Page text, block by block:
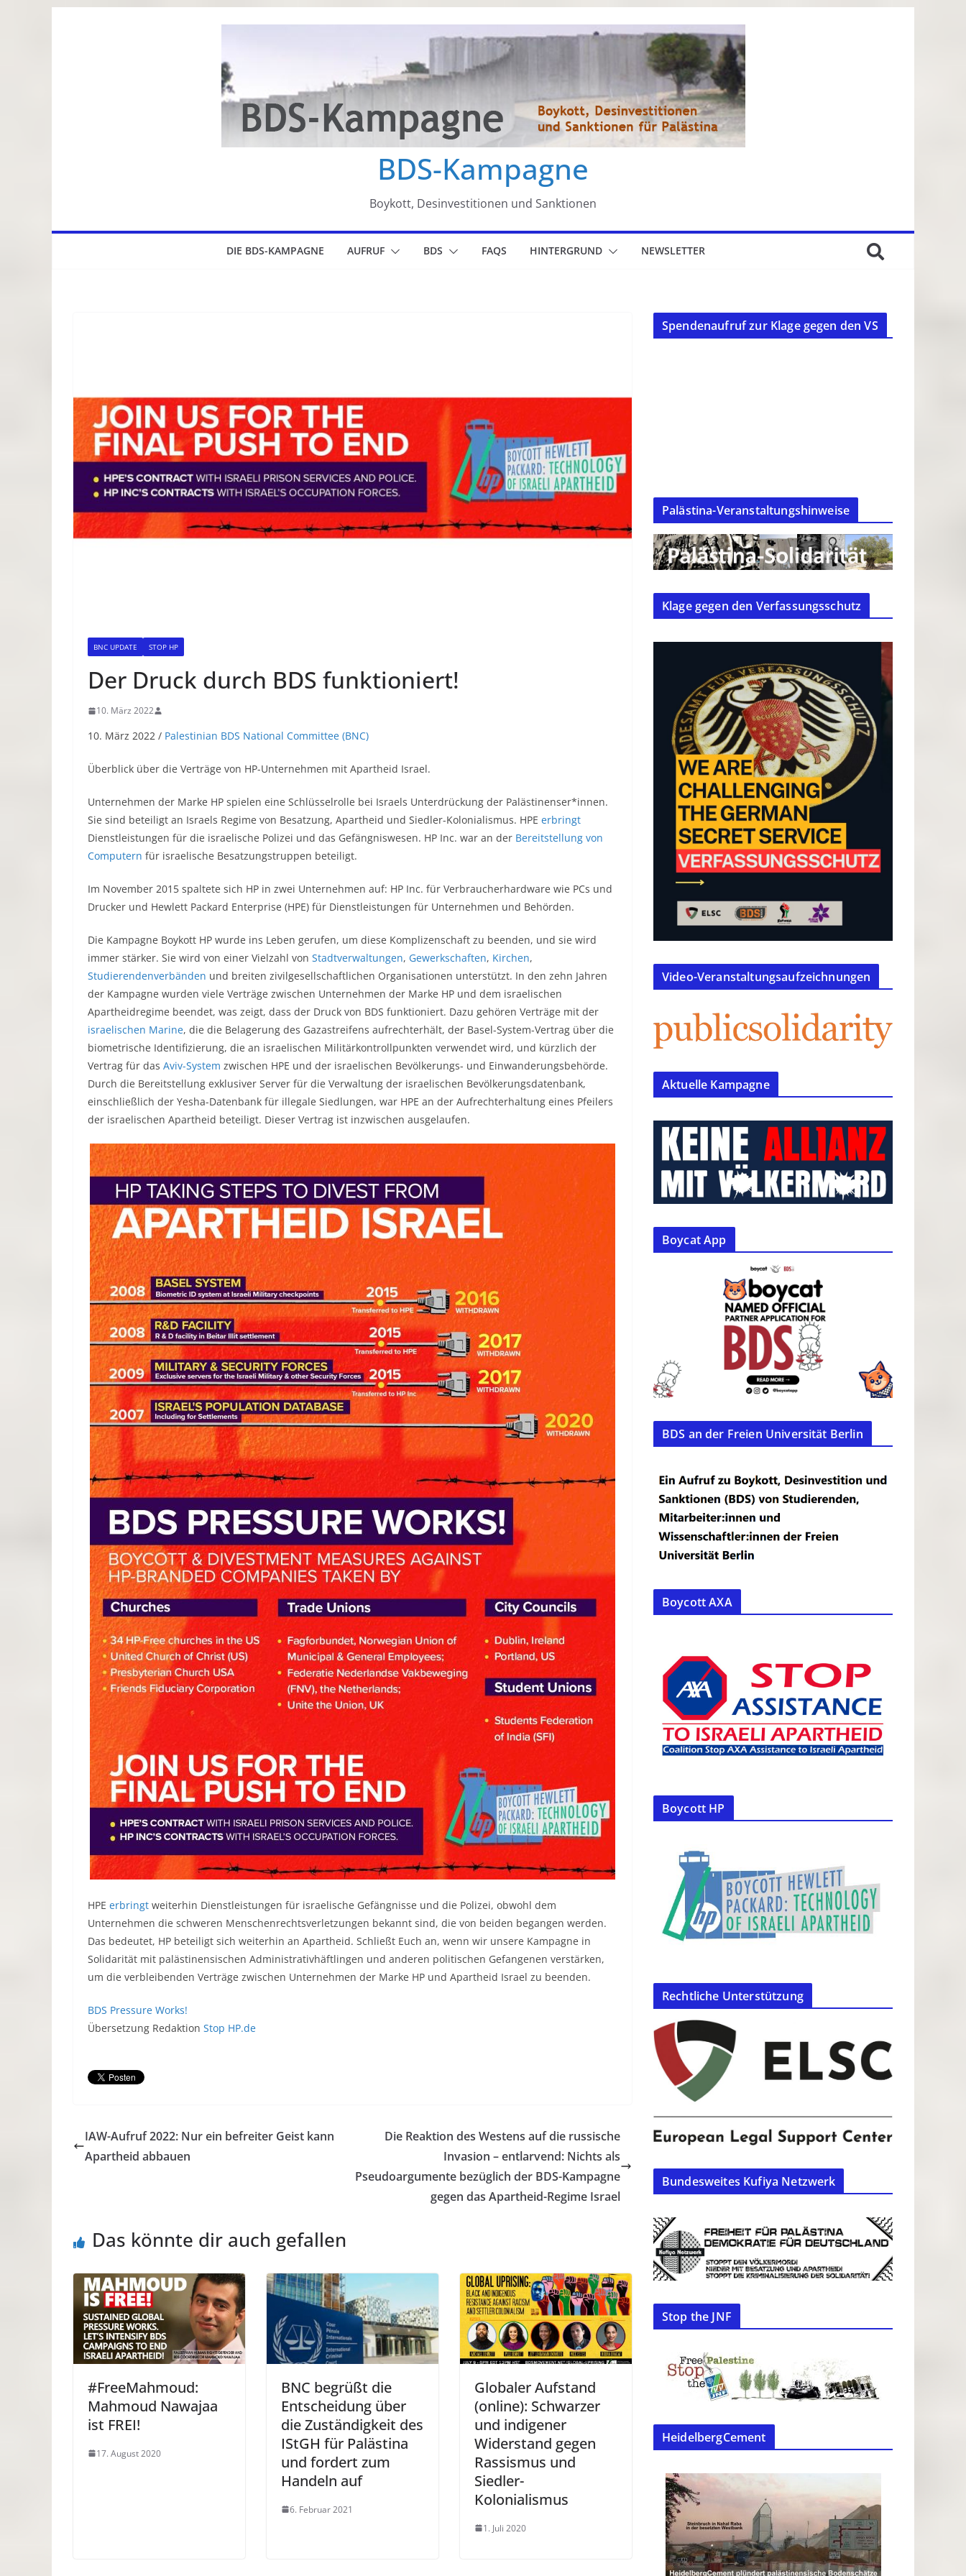
BDS-Kampagne
Boykott, Desinvestitionen und Sanktionen
DIE BDS-KAMPAGNE AUFRUF BDS FAQS HINTERGRUND NEWSLETTER
BNC UPDATE STOP HP
Der Druck durch BDS funktioniert!
10. März 2022
10. März 2022 / Palestinian BDS National Committee (BNC)
Überblick über die Verträge von HP-Unternehmen mit Apartheid Israel.
Unternehmen der Marke HP spielen eine Schlüsselrolle bei Israels Unterdrückung der Palästinenser*innen.
Sie sind beteiligt an Israels Regime von Besatzung, Apartheid und Siedler-Kolonialismus. HPE erbringt
Dienstleistungen für die israelische Polizei und das Gefängniswesen. HP Inc. war an der Bereitstellung von
Computern für israelische Besatzungstruppen beteiligt.
Im November 2015 spaltete sich HP in zwei Unternehmen auf: HP Inc. für Verbraucherhardware wie PCs und
Drucker und Hewlett Packard Enterprise (HPE) für Dienstleistungen für Unternehmen und Behörden.
Die Kampagne Boykott HP wurde ins Leben gerufen, um diese Komplizenschaft zu beenden, und sie wird
immer stärker. Sie wird von einer Vielzahl von Stadtverwaltungen, Gewerkschaften, Kirchen,
Studierendenverbänden und breiten zivilgesellschaftlichen Organisationen unterstützt. In den zehn Jahren
der Kampagne wurden viele Verträge zwischen Unternehmen der Marke HP und dem israelischen
Apartheidregime beendet, was zeigt, dass der Druck von BDS funktioniert. Dazu gehören Verträge mit der
israelischen Marine, die die Belagerung des Gazastreifens aufrechterhält, der Basel-System-Vertrag über die
biometrische Identifizierung, die an israelischen Militärkontrollpunkten verwendet wird, und kürzlich der
Vertrag für das Aviv-System zwischen HPE und der israelischen Bevölkerungs- und Einwanderungsbehörde.
Durch die Bereitstellung exklusiver Server für die Verwaltung der israelischen Bevölkerungsdatenbank,
einschließlich der Yesha-Datenbank für illegale Siedlungen, war HPE an der Aufrechterhaltung eines Pfeilers
der israelischen Apartheid beteiligt. Dieser Vertrag ist inzwischen ausgelaufen.
HPE erbringt weiterhin Dienstleistungen für israelische Gefängnisse und die Polizei, obwohl dem
Unternehmen die schweren Menschenrechtsverletzungen bekannt sind, die von beiden begangen werden.
Das bedeutet, HP beteiligt sich weiterhin an Apartheid. Schließt Euch an, wenn wir unsere Kampagne in
Solidarität mit palästinensischen Administrativhäftlingen und anderen politischen Gefangenen verstärken,
um die verbleibenden Verträge zwischen Unternehmen der Marke HP und Apartheid Israel zu beenden.
BDS Pressure Works!
Übersetzung Redaktion Stop HP.de
IAW-Aufruf 2022: Nur ein befreiter Geist kann
Apartheid abbauen
Die Reaktion des Westens auf die russische
Invasion – entlarvend: Nichts als
Pseudoargumente bezüglich der BDS-Kampagne
gegen das Apartheid-Regime Israel
Das könnte dir auch gefallen
#FreeMahmoud:
Mahmoud Nawajaa
ist FREI!
17. August 2020
BNC begrüßt die
Entscheidung über
die Zuständigkeit des
IStGH für Palästina
und fordert zum
Handeln auf
6. Februar 2021
Globaler Aufstand
(online): Schwarzer
und indigener
Widerstand gegen
Rassismus und
Siedler-
Kolonialismus
1. Juli 2020
Spendenaufruf zur Klage gegen den VS
Palästina-Veranstaltungshinweise
Klage gegen den Verfassungsschutz
Video-Veranstaltungsaufzeichnungen
Aktuelle Kampagne
Boycat App
BDS an der Freien Universität Berlin
Boycott AXA
Boycott HP
Rechtliche Unterstützung
Bundesweites Kufiya Netzwerk
Stop the JNF
HeidelbergCement